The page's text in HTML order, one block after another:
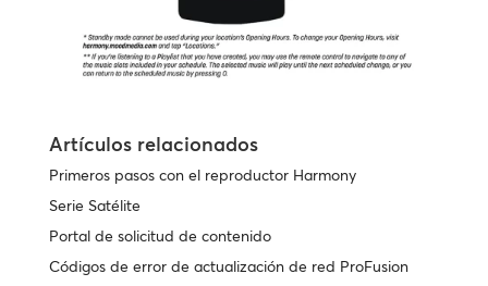
Artículos relacionados
Primeros pasos con el reproductor Harmony
Serie Satélite
Portal de solicitud de contenido
Códigos de error de actualización de red ProFusion